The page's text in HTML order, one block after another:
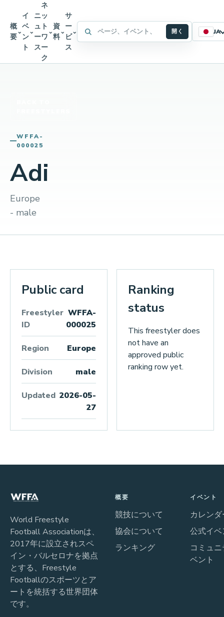
概
要
⌄
イ
ベ
ン
ト
⌄
ニ
ュ
ー
ス
ネ
ッ
ト
ワ
ー
ク
⌄
資
料
⌄
サ
ー
ビ
ス
⌄ WFFA サイト内検索 開く JA
WFFA-
000025
Adi
Europe
- male
Public card
Freestyler
ID
WFFA-
000025
Region Europe
Division male
Updated 2026-05-
27
Ranking
status
This freestyler does
not have an
approved public
ranking row yet.
World Freestyle
Football Associationは、
2017年に設立されスペ
イン・バルセロナを拠点
とする、Freestyle
Footballのスポーツとア
ートを統括する世界団体
です。
概要
競技について
協会について
ランキング
イベント
カレンダ
公式イ
コミュ
ベント